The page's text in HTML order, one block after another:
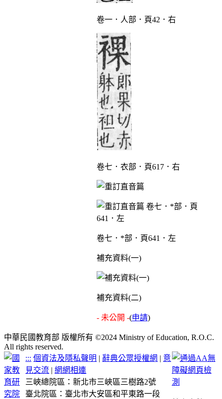
卷一．人部．頁42．右
卷七．衣部．頁617．右
卷七．*部．頁641．左
補充資料(一)
補充資料(二)
- 未公開 -(申請)
中華民國教育部 版權所有 ©2024 Ministry of Education, R.O.C.
All rights reserved.
::: 個資法及隱私聲明 | 辭典公眾授權網 | 意
見交流 |網網相連
三峽總院區：新北市三峽區三樹路2號
臺北院區：臺北市大安區和平東路一段